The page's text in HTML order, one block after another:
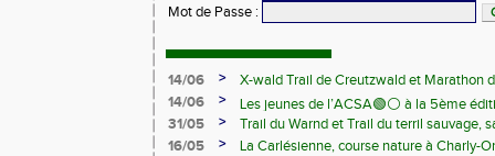
Mot de Passe :
14/06 >
X-wald Trail de Creutzwald et Marathon
14/06
>
Les jeunes de l’ACSA🟢⚪️ à la 5ème
Samedi 13 juin
31/05 >
Trail du Warnd et Trail du terril sauvage,
16/05
>
La Carlésienne, course nature à Charly-